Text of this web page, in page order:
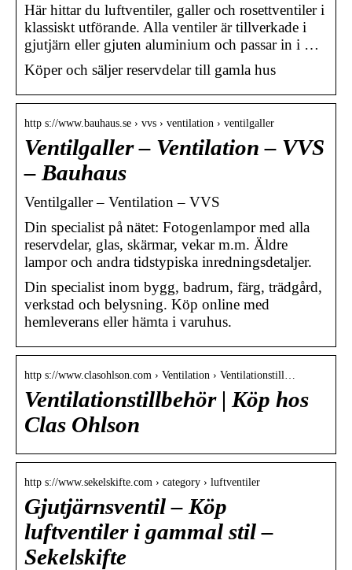
Här hittar du luftventiler, galler och rosettventiler i
klassiskt utförande. Alla ventiler är tillverkade i
gjutjärn eller gjuten aluminium och passar in i …
Köper och säljer reservdelar till gamla hus
http s://www.bauhaus.se › vvs › ventilation › ventilgaller
Ventilgaller – Ventilation – VVS
– Bauhaus
Ventilgaller – Ventilation – VVS
Din specialist på nätet: Fotogenlampor med alla
reservdelar, glas, skärmar, vekar m.m. Äldre
lampor och andra tidstypiska inredningsdetaljer.
Din specialist inom bygg, badrum, färg, trädgård,
verkstad och belysning. Köp online med
hemleverans eller hämta i varuhus.
http s://www.clasohlson.com › Ventilation › Ventilationstill…
Ventilationstillbehör | Köp hos
Clas Ohlson
http s://www.sekelskifte.com › category › luftventiler
Gjutjärnsventil – Köp
luftventiler i gammal stil –
Sekelskifte